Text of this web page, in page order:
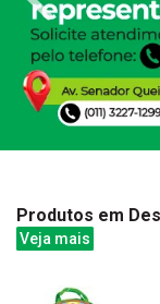
Produtos em
Veja mais